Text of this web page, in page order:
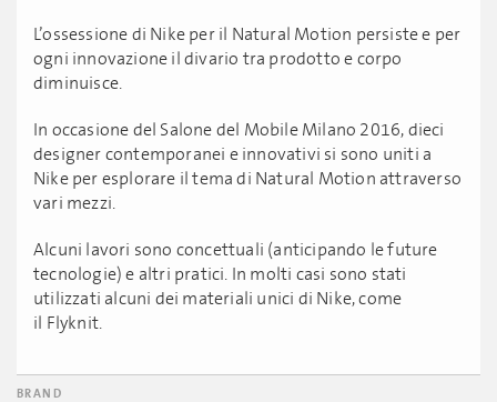
L’ossessione di Nike per il Natural Motion persiste e per
ogni innovazione il divario tra prodotto e corpo
diminuisce.
In occasione del Salone del Mobile Milano 2016, dieci
designer contemporanei e innovativi si sono uniti a
Nike per esplorare il tema di Natural Motion attraverso
vari mezzi.
Alcuni lavori sono concettuali (anticipando le future
tecnologie) e altri pratici. In molti casi sono stati
utilizzati alcuni dei materiali unici di Nike, come
il Flyknit.
BRAND